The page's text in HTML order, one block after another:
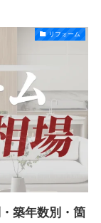
リフォーム
築年数別・箇